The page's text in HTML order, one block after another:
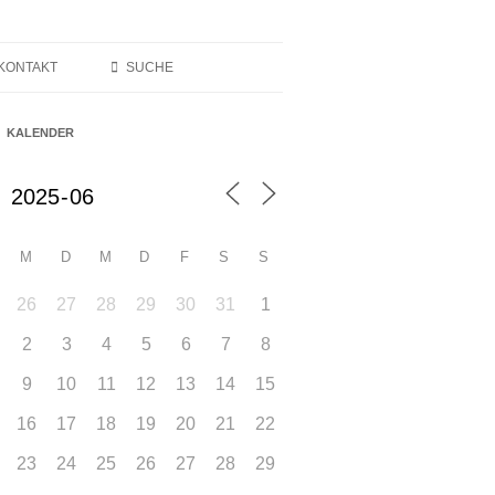
KONTAKT SUCHE
KALENDER
M D M D F S S
26 27 28 29 30 31 1
2 3 4 5 6 7 8
9 10 11 12 13 14 15
16 17 18 19 20 21 22
23 24 25 26 27 28 29